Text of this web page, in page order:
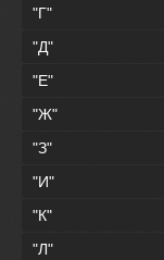
"Г"
"Д"
"Е"
"Ж"
"З"
"И"
"К"
"Л"